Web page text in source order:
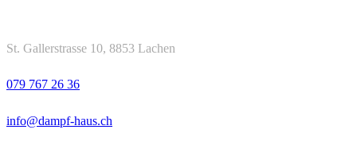
St. Gallerstrasse 10, 8853 Lachen
079 767 26 36
info@dampf-haus.ch